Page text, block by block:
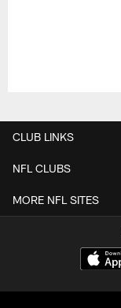
CLUB LINKS
NFL CLUBS
MORE NFL SITES